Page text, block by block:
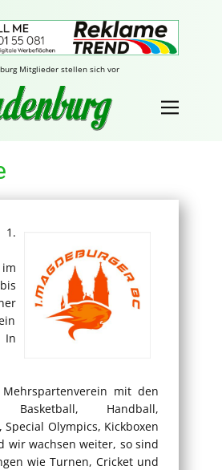
Mitglieder stellen sich vor
In
mit den
Basketball, Handball,
Olympics, Kickboxen
wir wachsen weiter, so sind
wie Turnen, Cricket und